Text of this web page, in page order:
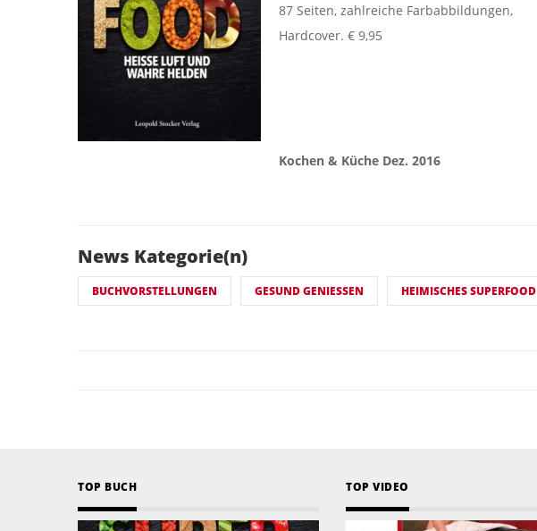
87 Seiten, zahlreiche Farbabbildungen,
Hardcover. € 9,95
Kochen & Küche Dez. 2016
News Kategorie(n)
BUCHVORSTELLUNGEN GESUND GENIESSEN HEIMISCHES SUPERFOOD
TOP BUCH TOP VIDEO